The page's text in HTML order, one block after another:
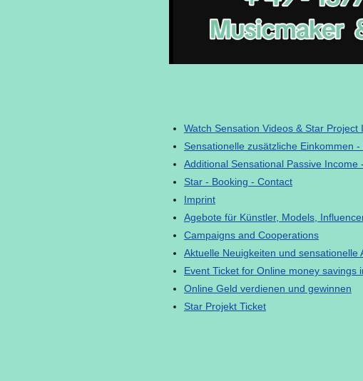
Watch Sensation Videos & Star Project
Sensationelle zusätzliche Einkommen
Additional Sensational Passive Income
Star - Booking - Contact
Imprint
Agebote für Künstler, Models,
Campaigns and Cooperations
Aktuelle Neuigkeiten und
Event Ticket for Online money savings
Online Geld verdienen und gewinnen
Star Projekt Ticket